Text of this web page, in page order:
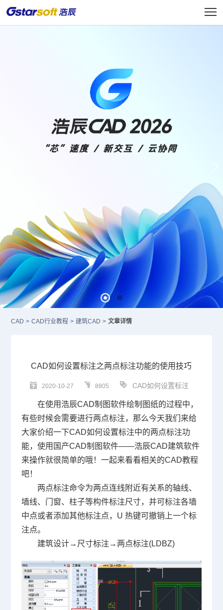
CAD > CAD行业教程 > 建筑CAD > 文章详情
CAD如何设置标注之两点标注功能的使用技巧
2020-10-27 8805 CAD如何设置标注
在使用浩辰CAD制图软件绘制图纸的过程中，
有些时候会需要进行两点标注，那么今天我们来给
大家价绍一下CAD如何设置标注中的两点标注功
能，使用 国产CAD制图软件——浩辰CAD建筑软件
来操作就很简单的哦！一起来看看相关的CAD教程
吧！
两点标注命令为两点连线附近有关系的轴线、
墙线、门窗、柱子等构件标注尺寸，并可标注各墙
中点或者添加其他标注点，U 热键可撤销上一个标
注点。
建筑设计→尺寸标注→两点标注(LDBZ)